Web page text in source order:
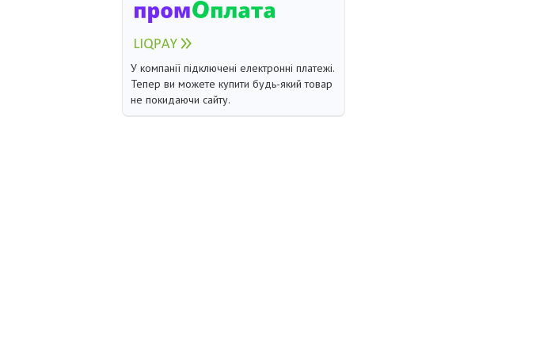
У компанії підключені електронні платежі.
Тепер ви можете купити будь-який товар
не покидаючи сайту.